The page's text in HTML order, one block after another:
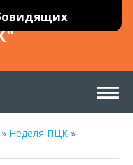
» Неделя ПЦК »